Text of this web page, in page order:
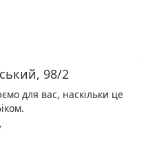
98/2
для вас, наскільки це